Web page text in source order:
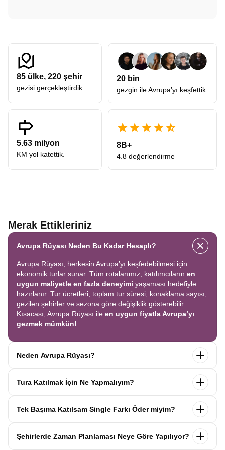
85 ülke, 220 şehir
gezisi gerçekleştirdik.
20 bin
gezgin ile Avrupa’yı keşfettik.
5.63 milyon
KM yol katettik.
8B+
4.8 değerlendirme
Merak Ettikleriniz
Avrupa Rüyası Neden Bu Kadar Hesaplı?
Avrupa Rüyası, herkesin Avrupa’yı keşfedebilmesi için
ekonomik turlar sunar. Tüm rotalarımız, katılımcıların en
uygun maliyetle en fazla deneyimi yaşaması hedefiyle
hazırlanır. Tur ücretleri; toplam tur süresi, konaklama sayısı,
gezilen şehirler ve sezona göre değişiklik gösterebilir.
Kısacası, Avrupa Rüyası ile en uygun fiyatla Avrupa’yı
gezmek mümkün!
Neden Avrupa Rüyası?
tek seferde birçok
ülkeyikeşfedin! Ekstra tur ücreti yok, tüm geziler fiyata
ile Avrupa’yı en keyifli şekilde yaşayın.
Tura Katılmak İçin Ne Yapmalıyım?
seyahat sözleşmesinionaylayın.İlk taksitiödediğinizde
Tek Başıma Katılsam Single Farkı Öder miyim?
katıldığınızda1000 Euro’ya varan single farkı
Şehirlerde Zaman Planlaması Neye Göre Yapılıyor?